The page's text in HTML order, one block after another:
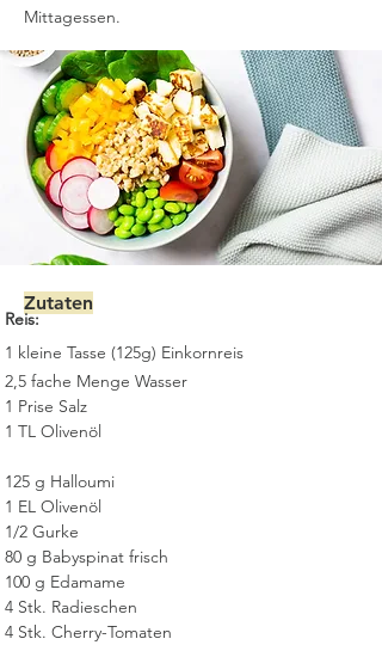
Mittagessen.
Zutaten
Reis:
1 kleine Tasse (125g) Einkornreis
2,5 fache Menge Wasser
1 Prise Salz
1 TL Olivenöl
125 g Halloumi
1 EL Olivenöl
1/2 Gurke
80 g Babyspinat frisch
100 g Edamame
4 Stk. Radieschen
4 Stk. Cherry-Tomaten